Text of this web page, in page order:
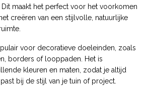
maakt het perfect voor het voorkomen
creëren van een stijlvolle, natuurlijke
voor decoratieve doeleinden, zoals
borders of looppaden. Het is
kleuren en maten, zodat je altijd
bij de stijl van je tuin of project.